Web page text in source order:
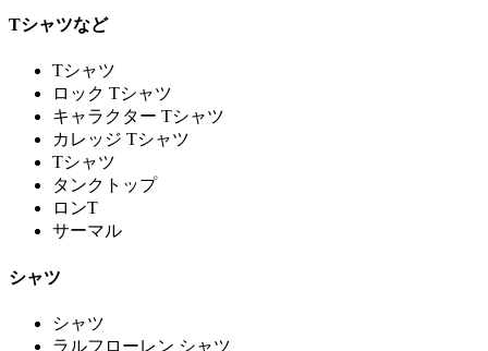
Tシャツなど
Tシャツ
ロック Tシャツ
キャラクター Tシャツ
カレッジ Tシャツ
Tシャツ
タンクトップ
ロンT
サーマル
シャツ
シャツ
ラルフローレン シャツ